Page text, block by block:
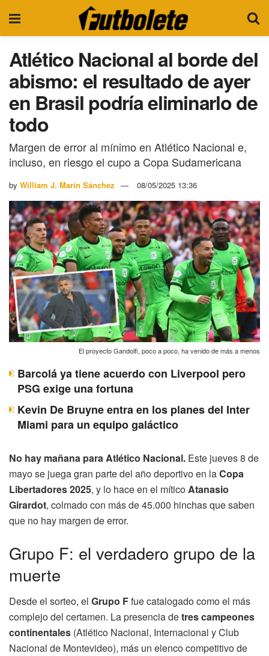
Atlético Nacional al borde del
abismo: el resultado de ayer
en Brasil podría eliminarlo de
todo
Margen de error al mínimo en Atlético Nacional e,
incluso, en riesgo el cupo a Copa Sudamericana
by William J. Marín Sánchez 08/05/2025 13:36
El proyecto Gandolfi, poco a poco, ha venido de más a menos
Barcolá ya tiene acuerdo con Liverpool pero
PSG exige una fortuna
Kevin De Bruyne entra en los planes del Inter
Miami para un equipo galáctico
No hay mañana para Atlético Nacional. Este jueves 8 de
mayo se juega gran parte del año deportivo en laCopa
Libertadores 2025, y lo hace en el míticoAtanasio
Girardot, colmado con más de 45.000 hinchas que saben
que no hay margen de error.
Grupo F: el verdadero grupo de la
muerte
Desde el sorteo, el Grupo Ffue catalogado como el más
complejo del certamen. La presencia detres campeones
continentales (Atlético Nacional, Internacional y Club
Nacional de Montevideo), más un elenco competitivo de